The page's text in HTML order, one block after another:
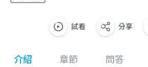
試看 分享
介紹 章節 問答